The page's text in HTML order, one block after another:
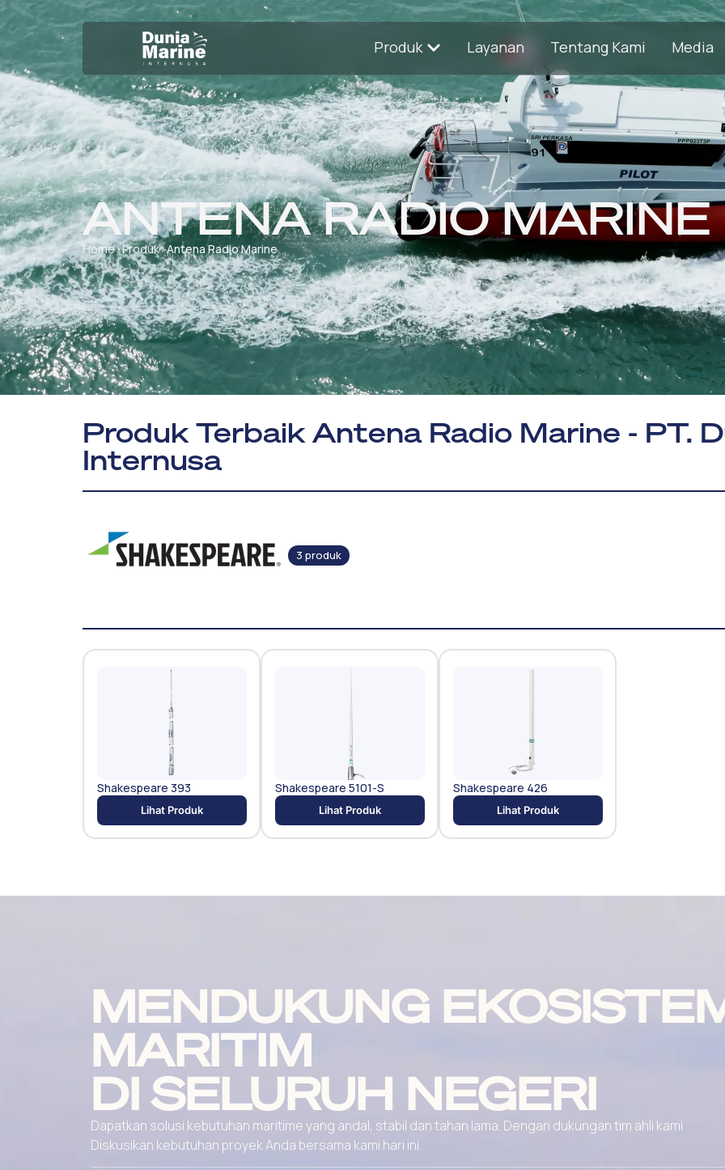
Produk Layanan Tentang Kami Media
ANTENA RADIO MARINE
Home›Produk›Antena Radio Marine
Produk Terbaik Antena Radio Marine - PT.
Internusa
3 produk
Shakespeare 393
Lihat Produk
Shakespeare 5101-S
Lihat Produk
Shakespeare 426
Lihat Produk
MENDUKUNG
MARITIM
DI SELURUH NEGERI
Dapatkan solusi kebutuhan maritime yang andal, stabil dan tahan lama. Dengan dukungan tim ahli kami
Diskusikan kebutuhan proyek Anda bersama kami hari ini.